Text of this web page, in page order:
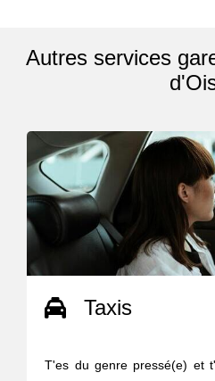
Autres services
Taxis
T'es du genre pressé(e) et